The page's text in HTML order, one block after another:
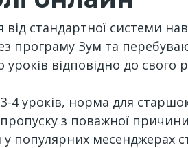
стандартної системи
програму Зум та
відповідно до свого
4 уроків, норма для
з поважної
у популярних